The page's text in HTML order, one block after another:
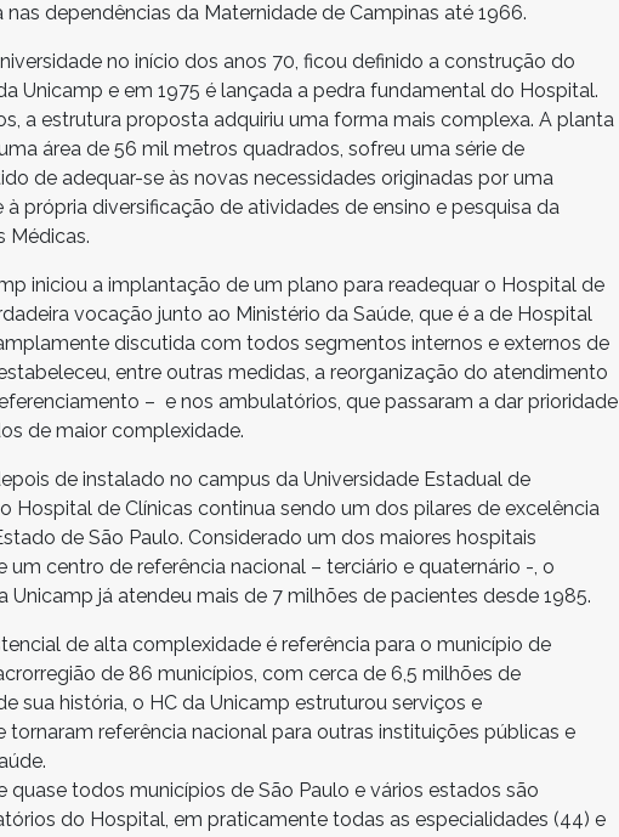
dependências da Maternidade de Campinas até 1966.
no início dos anos 70, ficou definido a construção do
Unicamp e em 1975 é lançada a pedra fundamental do Hospital.
a estrutura proposta adquiriu uma forma mais complexa. A planta
área de 56 mil metros quadrados, sofreu uma série de
de adequar-se às novas necessidades originadas por uma
própria diversificação de atividades de ensino e pesquisa da
Médicas.
iniciou a implantação de um plano para readequar o Hospital de
vocação junto ao Ministério da Saúde, que é a de Hospital
discutida com todos segmentos internos e externos de
entre outras medidas, a reorganização do atendimento
– e nos ambulatórios, que passaram a dar prioridade
de maior complexidade.
de instalado no campus da Universidade Estadual de
Hospital de Clínicas continua sendo um dos pilares de excelência
de São Paulo. Considerado um dos maiores hospitais
um centro de referência nacional – terciário e quaternário -, o
Unicamp já atendeu mais de 7 milhões de pacientes desde 1985.
de alta complexidade é referência para o município de
de 86 municípios, com cerca de 6,5 milhões de
sua história, o HC da Unicamp estruturou serviços e
tornaram referência nacional para outras instituições públicas e
quase todos municípios de São Paulo e vários estados são
do Hospital, em praticamente todas as especialidades (44) e